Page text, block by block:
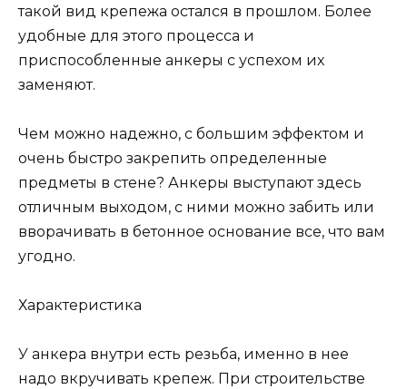
такой вид крепежа остался в прошлом. Более
удобные для этого процесса и
приспособленные анкеры с успехом их
заменяют.
Чем можно надежно, с большим эффектом и
очень быстро закрепить определенные
предметы в стене? Анкеры выступают здесь
отличным выходом, с ними можно забить или
вворачивать в бетонное основание все, что вам
угодно.
Характеристика
У анкера внутри есть резьба, именно в нее
надо вкручивать крепеж. При строительстве